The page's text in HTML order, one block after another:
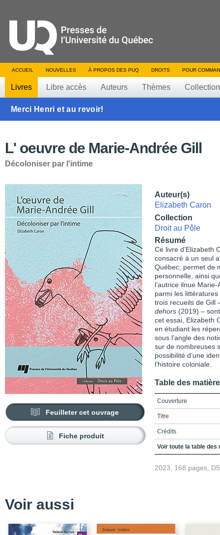
ACCUEIL NOUVELLES À PROPOS DES PUQ DROITS POUR
Livres Libre accès Auteurs Thèmes
Merci Henri et au revoir!
L' oeuvre de Marie-Andrée Gill
Décoloniser par l'intime
Feuilleter cet ouvrage
Fiche produit
Auteur(s)
Elizabeth Caron
Collection
Droit au Pôle
Résumé
Ce livre d’Elizabeth
consacré à un seul
Québec, permet de
personnelle, ainsi
l’autrice ilnue
parmi les
trois recueils de Gill
dehors (2019) –
cet essai, Elizabeth
en étudiant les
sous l’angle des
sur de nombreuses
possibilité d’une
l’histoire coloniale.
Table des
Couverture
Titre
Crédits
Table des matières
autochtones au
Voir toute la table des
2023, 168 pages,
Voir aussi